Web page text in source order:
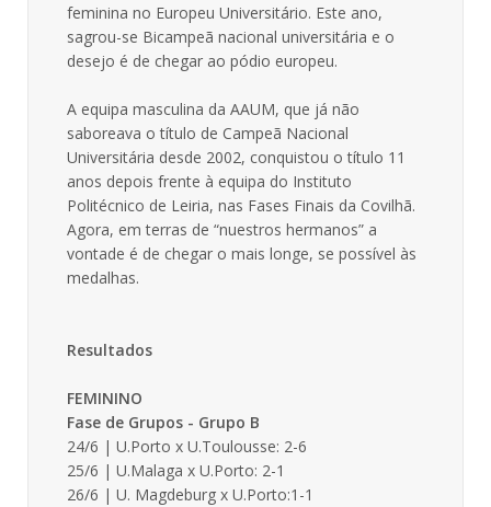
feminina no Europeu Universitário. Este ano,
sagrou-se Bicampeã nacional universitária e o
desejo é de chegar ao pódio europeu.
A equipa masculina da AAUM, que já não
saboreava o título de Campeã Nacional
Universitária desde 2002, conquistou o título 11
anos depois frente à equipa do Instituto
Politécnico de Leiria, nas Fases Finais da Covilhã.
Agora, em terras de “nuestros hermanos” a
vontade é de chegar o mais longe, se possível às
medalhas.
Resultados
FEMININO
Fase de Grupos - Grupo B
24/6 | U.Porto x U.Toulousse: 2-6
25/6 | U.Malaga x U.Porto: 2-1
26/6 | U. Magdeburg x U.Porto:1-1